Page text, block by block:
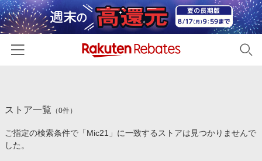
カテゴリー一覧
百貨店・総合ECモール
イベント一覧
ストア一覧 （0件）
ご指定の検索条件で「Mic21」に一致するストアは見つかりませんで
した。